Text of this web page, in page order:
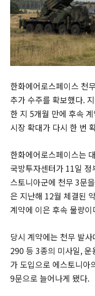
한화에어로스페이스 천
추가 수주를 확보했다.
한 지 5개월 만에 후속
시장 확대가 다시 한 번
한화에어로스페이스는
국방투자센터가 11일
스토니아군에 천무 3문
은 지난해 12월 체결된
계약에 이은 후속 물량이
당시 계약에는 천무 발
290 등 3종의 미사일,
가 도입으로 에스토니아
9문으로 늘어나게 됐다.